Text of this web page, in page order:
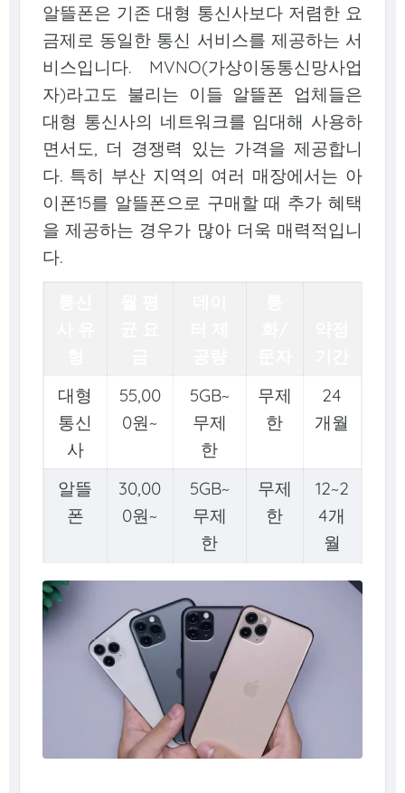
알뜰폰은 기존 대형 통신사보다 저렴한 요
금제로 동일한 통신 서비스를 제공하는 서
비스입니다. MVNO(가상이동통신망사업
자)라고도 불리는 이들 알뜰폰 업체들은
대형 통신사의 네트워크를 임대해 사용하
면서도, 더 경쟁력 있는 가격을 제공합니
다. 특히 부산 지역의 여러 매장에서는 아
이폰15를 알뜰폰으로 구매할 때 추가 혜택
을 제공하는 경우가 많아 더욱 매력적입니
다.
대형
통신
사
55,00
0원~
5GB~
무제
한
무제
한
24
개월
알뜰
폰
30,00
0원~
5GB~
무제
한
무제
한
12~2
4개
월